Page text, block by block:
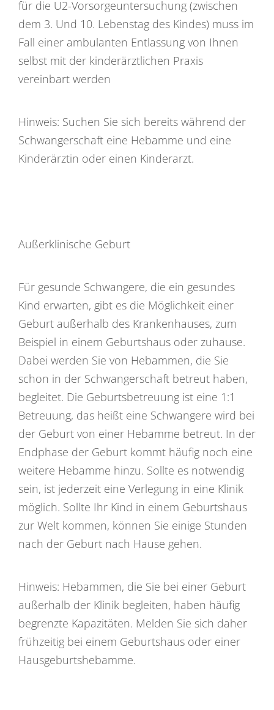
für die U2-Vorsorgeuntersuchung (zwischen
dem 3. Und 10. Lebenstag des Kindes) muss im
Fall einer ambulanten Entlassung von Ihnen
selbst mit der kinderärztlichen Praxis
vereinbart werden
Hinweis: Suchen Sie sich bereits während der
Schwangerschaft eine Hebamme und eine
Kinderärztin oder einen Kinderarzt.
Außerklinische Geburt
Für gesunde Schwangere, die ein gesundes
Kind erwarten, gibt es die Möglichkeit einer
Geburt außerhalb des Krankenhauses, zum
Beispiel in einem Geburtshaus oder zuhause.
Dabei werden Sie von Hebammen, die Sie
schon in der Schwangerschaft betreut haben,
begleitet. Die Geburtsbetreuung ist eine 1:1
Betreuung, das heißt eine Schwangere wird bei
der Geburt von einer Hebamme betreut. In der
Endphase der Geburt kommt häufig noch eine
weitere Hebamme hinzu. Sollte es notwendig
sein, ist jederzeit eine Verlegung in eine Klinik
möglich. Sollte Ihr Kind in einem Geburtshaus
zur Welt kommen, können Sie einige Stunden
nach der Geburt nach Hause gehen.
Hinweis: Hebammen, die Sie bei einer Geburt
außerhalb der Klinik begleiten, haben häufig
begrenzte Kapazitäten. Melden Sie sich daher
frühzeitig bei einem Geburtshaus oder einer
Hausgeburtshebamme.